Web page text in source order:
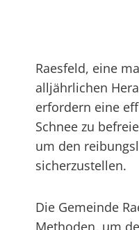
Raesfeld, eine
alljährlichen
erfordern eine
Schnee zu
um den
sicherzustellen.
Die Gemeinde
Methoden, um